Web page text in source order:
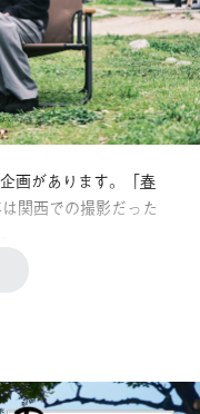
画があります。「春
関西での撮影だった